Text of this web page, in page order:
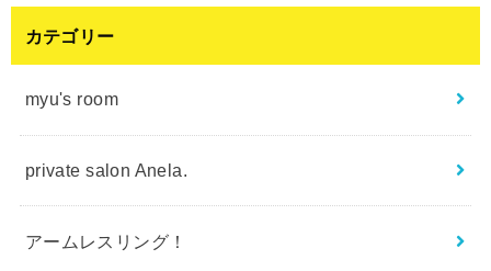
カテゴリー
myu's room
private salon Anela.
アームレスリング！